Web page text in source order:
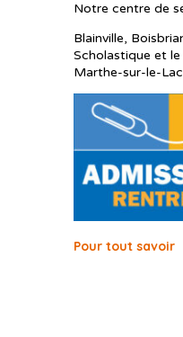
Notre centre de
Blainville,
Scholastique et
Marthe-sur-le-
Pour tout savoir